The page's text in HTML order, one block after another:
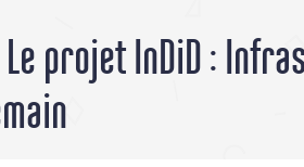
projet InDiD :